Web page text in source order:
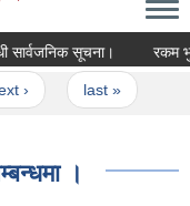
सूचना। रकम
last »
।